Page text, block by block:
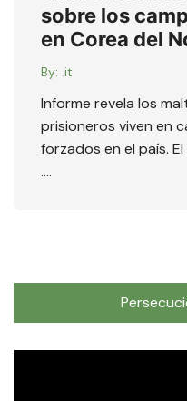
sobre los
en Corea del
By: .it
Informe revela los
prisioneros viven en
forzados en el país.
….